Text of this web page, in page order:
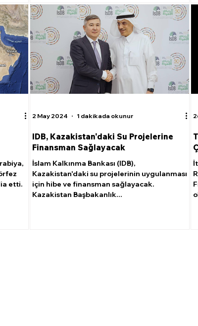
etti.
IDB, Kazakistan'daki Su Projelerine
Finansman Sağlayacak
İslam Kalkınma Bankası (IDB),
Kazakistan'daki su projelerinin uygulanması
için hibe ve finansman sağlayacak.
Kazakistan Başbakanlık...
2 May 2024 1 dakikada okunur